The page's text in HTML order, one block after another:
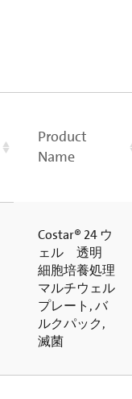
Product
Name
Costar® 24 ウ
ェル 透明
細胞培養処理
マルチウェル
プレート, バ
ルクパック,
滅菌